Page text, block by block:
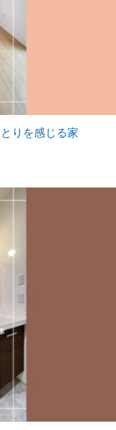
りを感じる家